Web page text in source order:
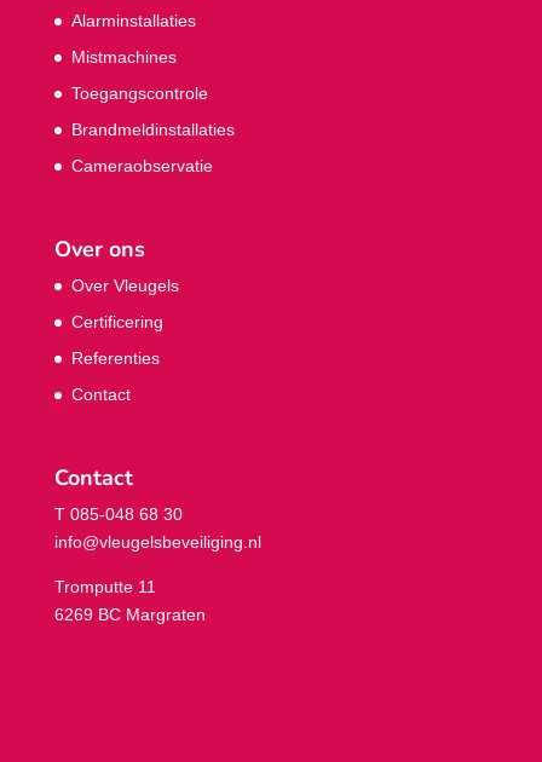
Alarminstallaties
Mistmachines
Toegangscontrole
Brandmeldinstallaties
Cameraobservatie
Over ons
Over Vleugels
Certificering
Referenties
Contact
Contact
T 085-048 68 30
info@vleugelsbeveiliging.nl
Tromputte 11
6269 BC Margraten